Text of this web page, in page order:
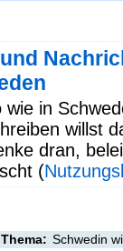
wie in
willst
dran,
(
Thema: Schwedin